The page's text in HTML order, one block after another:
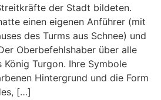
der Stadt bildeten.
einen eigenen Anführer (mit
des Turms aus Schnee) und
Oberbefehlshaber über alle
König Turgon. Ihre Symbole
Hintergrund und die Form
[…]